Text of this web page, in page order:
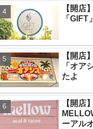
【開店
「
【開店
「オア
たよ
【開店
ーアル